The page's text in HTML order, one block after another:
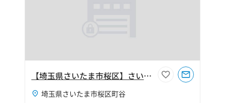
【埼玉県さいたま市桜区】さいたま市桜区町谷4丁目340坪倉庫
埼玉県さいたま市桜区町谷